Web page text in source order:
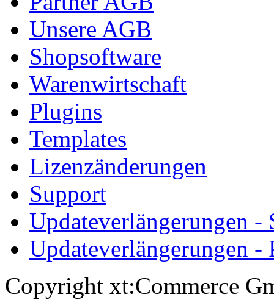
Unsere AGB
Shopsoftware
Warenwirtschaft
Plugins
Templates
Lizenzänderungen
Support
Updateverlängerungen -
Updateverlängerungen -
Copyright xt:Commerce